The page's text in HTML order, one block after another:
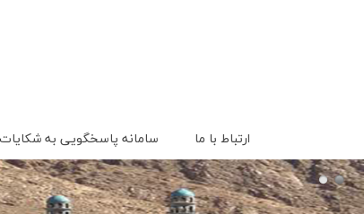
سامانه پاسخگویی به شکایات ارتباط با ما